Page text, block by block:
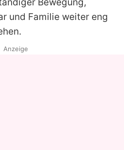
Bewegung,
und Familie weiter eng
Anzeige